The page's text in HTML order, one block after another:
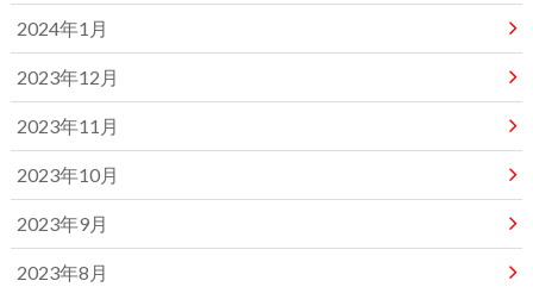
2024年1月
2023年12月
2023年11月
2023年10月
2023年9月
2023年8月